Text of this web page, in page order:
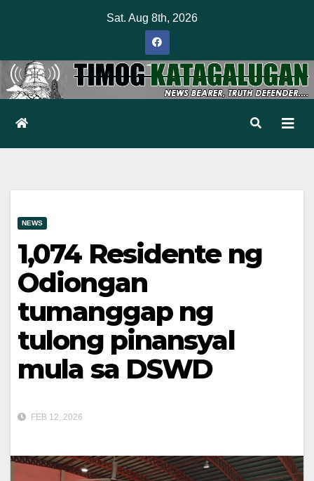
Sat. Aug 8th, 2026
NEWS
1,074 Residente ng
Odiongan
tumanggap ng
tulong pinansyal
mula sa DSWD
FEB 12, 2026